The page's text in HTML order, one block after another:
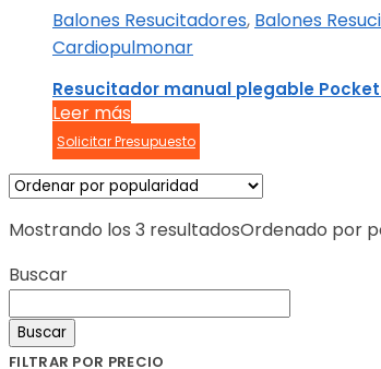
Balones Resucitadores, Balones
Cardiopulmonar
Resucitador manual plegable Pocket
Leer más
Solicitar Presupuesto
Mostrando los 3 resultadosOrdenado por
Buscar
Buscar
FILTRAR POR PRECIO